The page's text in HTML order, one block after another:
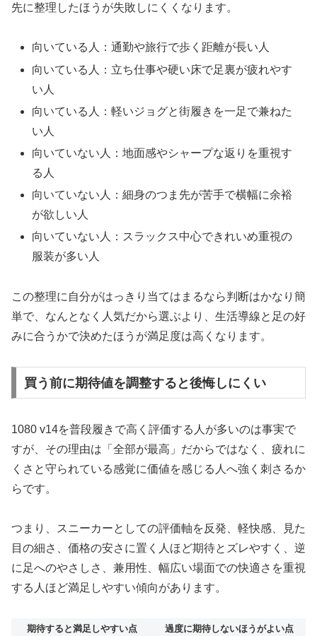
先に整理したほうが失敗しにくくなります。
向いている人：通勤や旅行で歩く距離が長い人
向いている人：立ち仕事や硬い床で足裏が疲れやす
い人
向いている人：軽いジョグと街履きを一足で兼ねた
い人
向いていない人：地面感やシャープな返りを重視す
る人
向いていない人：細身のつま先が苦手で横幅に余裕
が欲しい人
向いていない人：スラックス中心できれいめ重視の
服装が多い人
この整理に自分がはっきり当てはまるなら判断はかなり簡
単で、なんとなく人気だから選ぶより、生活導線と足の好
みに合うかで決めたほうが満足度は高くなります。
買う前に期待値を調整すると後悔しにくい
1080 v14を普段履きで高く評価する人が多いのは事実で
すが、その理由は「全部が最高」だからではなく、疲れに
くさと守られている感覚に価値を感じる人へ強く刺さるか
らです。
つまり、スニーカーとしての評価軸を反発、軽快感、見た
目の細さ、価格の安さに置く人ほど期待とズレやすく、逆
に足へのやさしさ、兼用性、幅広い場面での快適さを重視
する人ほど満足しやすい傾向があります。
期待すると満足しやすい点
過度に期待しないほうがよい点